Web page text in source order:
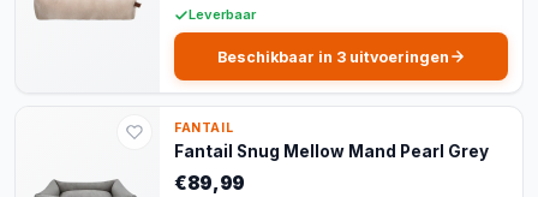
Leverbaar
Beschikbaar in 3 uitvoeringen
FANTAIL
Fantail Snug Mellow Mand Pearl Grey
€89,99